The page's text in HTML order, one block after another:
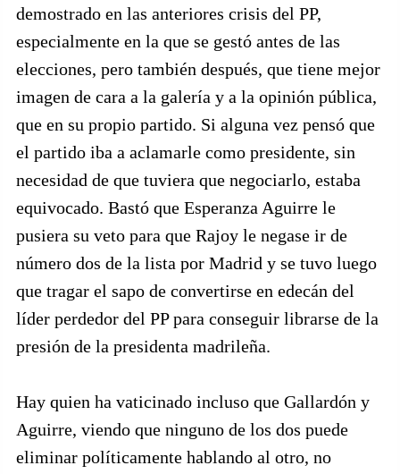
demostrado en las anteriores crisis del PP,
especialmente en la que se gestó antes de las
elecciones, pero también después, que tiene mejor
imagen de cara a la galería y a la opinión pública,
que en su propio partido. Si alguna vez pensó que
el partido iba a aclamarle como presidente, sin
necesidad de que tuviera que negociarlo, estaba
equivocado. Bastó que Esperanza Aguirre le
pusiera su veto para que Rajoy le negase ir de
número dos de la lista por Madrid y se tuvo luego
que tragar el sapo de convertirse en edecán del
líder perdedor del PP para conseguir librarse de la
presión de la presidenta madrileña.
Hay quien ha vaticinado incluso que Gallardón y
Aguirre, viendo que ninguno de los dos puede
eliminar políticamente hablando al otro, no